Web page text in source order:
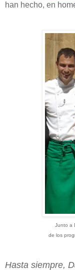
han hecho, en
Junto a
de los
Hasta siempre,